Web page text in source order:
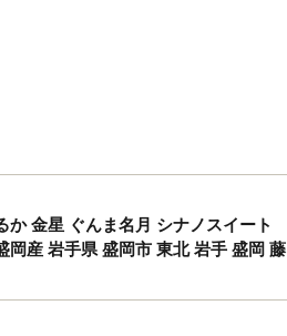
か 金星 ぐんま名月 シナノスイート
産 岩手県 盛岡市 東北 岩手 盛岡 藤